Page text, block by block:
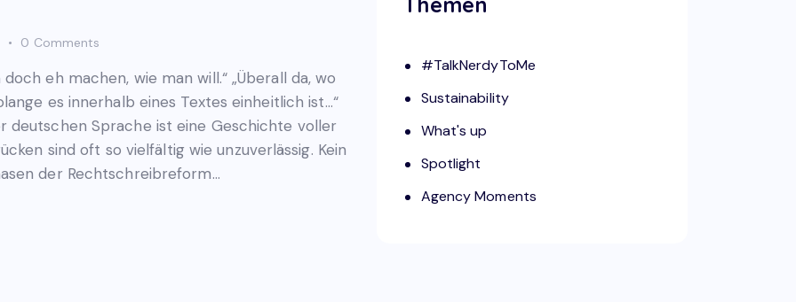
0 Comments
eh machen, wie man will.“ „Überall da, wo
es innerhalb eines Textes einheitlich ist…“
deutschen Sprache ist eine Geschichte voller
sind oft so vielfältig wie unzuverlässig. Kein
der Rechtschreibreform…
#TalkNerdyToMe
Sustainability
What's up
Spotlight
Agency Moments